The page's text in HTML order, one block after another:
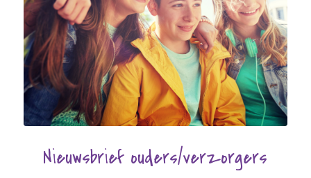
Nieuwsbrief ouders/verzorgers